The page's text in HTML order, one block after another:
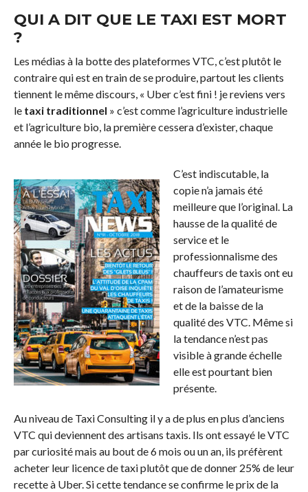
QUI A DIT QUE LE TAXI EST MORT
?
Les médias à la botte des plateformes VTC, c’est plutôt le
contraire qui est en train de se produire, partout les clients
tiennent le même discours, « Uber c’est fini ! je reviens vers
le taxi traditionnel » c’est comme l’agriculture industrielle
et l’agriculture bio, la première cessera d’exister, chaque
année le bio progresse.
C’est indiscutable, la
copie n’a jamais été
meilleure que l’original. La
hausse de la qualité de
service et le
professionnalisme des
chauffeurs de taxis ont eu
raison de l’amateurisme
et de la baisse de la
qualité des VTC. Même si
la tendance n’est pas
visible à grande échelle
elle est pourtant bien
présente.
Au niveau de Taxi Consulting il y a de plus en plus d’anciens
VTC qui deviennent des artisans taxis. Ils ont essayé le VTC
par curiosité mais au bout de 6 mois ou un an, ils préfèrent
acheter leur licence de taxi plutôt que de donner 25% de leur
recette à Uber. Si cette tendance se confirme le prix de la